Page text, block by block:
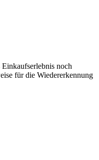
noch
für die Wiedererkennung